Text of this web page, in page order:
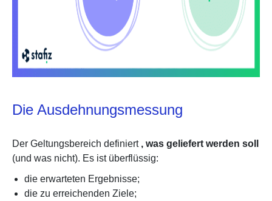
Die Ausdehnungsmessung
Der Geltungsbereich definiert , was geliefert werden soll
(und was nicht). Es ist überflüssig:
die erwarteten Ergebnisse;
die zu erreichenden Ziele;